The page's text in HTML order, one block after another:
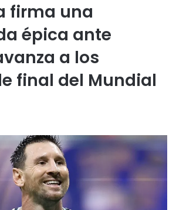
firma una
épica ante
a los
final del Mundial